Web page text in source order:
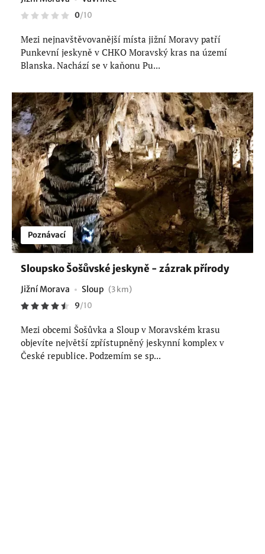
0/10
Mezi nejnavštěvovanější místa jižní Moravy patří
Punkevní jeskyně v CHKO Moravský kras na území
Blanska. Nachází se v kaňonu Pu...
Poznávací
Sloupsko Šošůvské jeskyně - zázrak přírody
Jižní Morava Sloup (3 km)
9/10
Mezi obcemi Šošůvka a Sloup v Moravském krasu
objevíte největší zpřístupněný jeskynní komplex v
České republice. Podzemím se sp...